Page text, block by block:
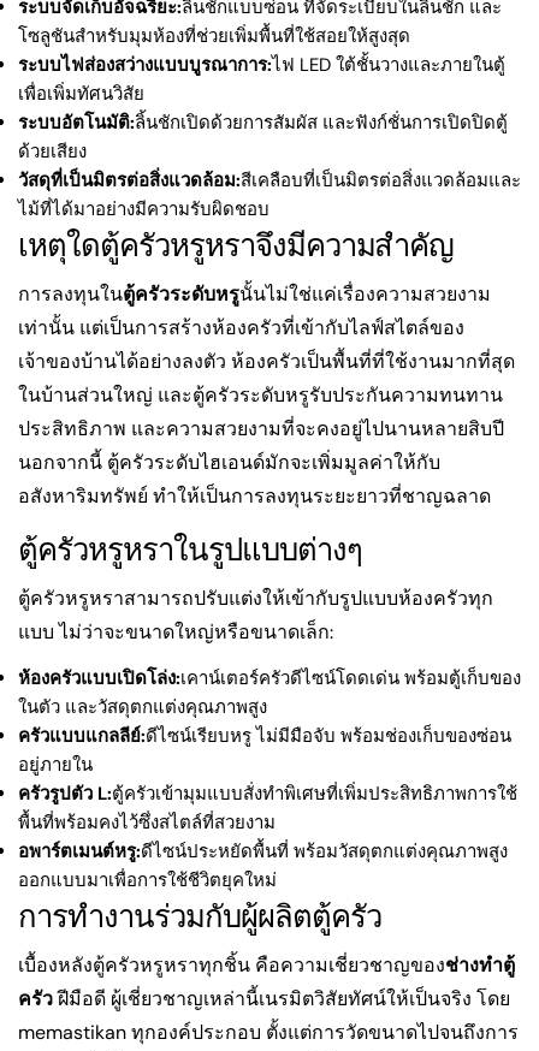
ระบบจัดเก็บอัจฉริยะ:ลิ้นชักแบบซ่อน ที่จัดระเบียบในลิ้นชัก และ
โซลูชันสำหรับมุมห้องที่ช่วยเพิ่มพื้นที่ใช้สอยให้สูงสุด
ระบบไฟส่องสว่างแบบบูรณาการ:ไฟ LED ใต้ชั้นวางและภายในตู้
เพื่อเพิ่มทัศนวิสัย
ระบบอัตโนมัติ:ลิ้นชักเปิดด้วยการสัมผัส และฟังก์ชั่นการเปิดปิดตู้
ด้วยเสียง
วัสดุที่เป็นมิตรต่อสิ่งแวดล้อม:สีเคลือบที่เป็นมิตรต่อสิ่งแวดล้อมและ
ไม้ที่ได้มาอย่างมีความรับผิดชอบ
เหตุใดตู้ครัวหรูหราจึงมีความสำคัญ
การลงทุนในตู้ครัวระดับหรูนั้นไม่ใช่แค่เรื่องความสวยงาม
เท่านั้น แต่เป็นการสร้างห้องครัวที่เข้ากับไลฟ์สไตล์ของ
เจ้าของบ้านได้อย่างลงตัว ห้องครัวเป็นพื้นที่ที่ใช้งานมากที่สุด
ในบ้านส่วนใหญ่ และตู้ครัวระดับหรูรับประกันความทนทาน
ประสิทธิภาพ และความสวยงามที่จะคงอยู่ไปนานหลายสิบปี
นอกจากนี้ ตู้ครัวระดับไฮเอนด์มักจะเพิ่มมูลค่าให้กับ
อสังหาริมทรัพย์ ทำให้เป็นการลงทุนระยะยาวที่ชาญฉลาด
ตู้ครัวหรูหราในรูปแบบต่างๆ
ตู้ครัวหรูหราสามารถปรับแต่งให้เข้ากับรูปแบบห้องครัวทุก
แบบ ไม่ว่าจะขนาดใหญ่หรือขนาดเล็ก:
ห้องครัวแบบเปิดโล่ง:เคาน์เตอร์ครัวดีไซน์โดดเด่น พร้อมตู้เก็บของ
ในตัว และวัสดุตกแต่งคุณภาพสูง
ครัวแบบแกลลีย์:ดีไซน์เรียบหรู ไม่มีมือจับ พร้อมช่องเก็บของซ่อน
อยู่ภายใน
ครัวรูปตัว L:ตู้ครัวเข้ามุมแบบสั่งทำพิเศษที่เพิ่มประสิทธิภาพการใช้
พื้นที่พร้อมคงไว้ซึ่งสไตล์ที่สวยงาม
อพาร์ตเมนต์หรู:ดีไซน์ประหยัดพื้นที่ พร้อมวัสดุตกแต่งคุณภาพสูง
ออกแบบมาเพื่อการใช้ชีวิตยุคใหม่
การทำงานร่วมกับผู้ผลิตตู้ครัว
เบื้องหลังตู้ครัวหรูหราทุกชิ้น คือความเชี่ยวชาญของช่างทำตู้
ครัวฝีมือดี ผู้เชี่ยวชาญเหล่านี้เนรมิตวิสัยทัศน์ให้เป็นจริง โดย
memastikan ทุกองค์ประกอบ ตั้งแต่การวัดขนาดไปจนถึงการ